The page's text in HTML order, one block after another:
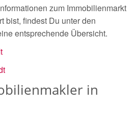
zum Immobilienmarkt
bist, findest Du unter den
entsprechende Übersicht.
in